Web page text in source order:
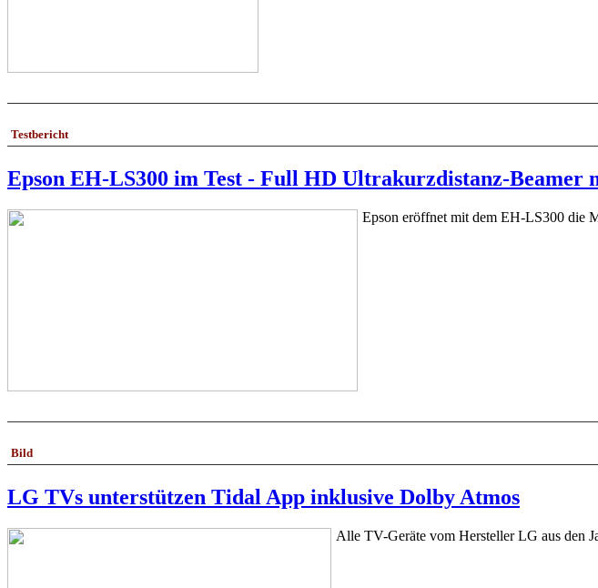
Testbericht
Epson EH-LS300 im Test - Full HD Ultrakurzdistanz-
Epson eröffnet mit dem EH-LS300 die
Bild
LG TVs unterstützen Tidal App inklusive Dolby Atmos
Alle TV-Geräte vom Hersteller LG aus den